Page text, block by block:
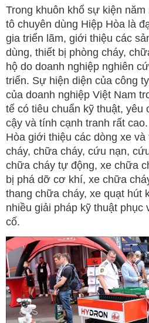
Trong khuôn khổ sự kiện
tô chuyên dùng Hiệp Hòa là
gia triển lãm, giới thiệu các
dùng, thiết bị phòng cháy,
hộ do doanh nghiệp nghiên
triển. Sự hiện diện của công
của doanh nghiệp Việt Nam
tế có tiêu chuẩn kỹ thuật, yêu
cậy và tính cạnh tranh rất
Hòa giới thiệu các dòng xe
cháy, chữa cháy, cứu nạn,
chữa cháy tự động, xe chữa
bị phá dỡ cơ khí, xe chữa
thang chữa cháy, xe quạt hút
nhiều giải pháp kỹ thuật phục
cố.